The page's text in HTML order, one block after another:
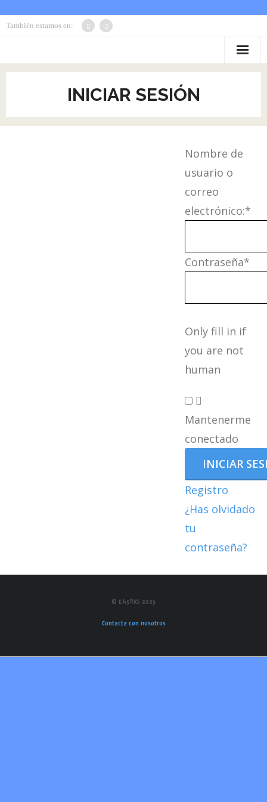
También estamos en:
Inicio
Donde opera…
Nuestas Actividades
INICIAR SESIÓN
Nombre de
usuario o
correo
electrónico:*
Contraseña*
Only fill in if
you are not
human
Mantenerme
conectado
Registro
¿Has olvidado
tu
contraseña?
© EA5RKS 2023
Contacta con nosotros